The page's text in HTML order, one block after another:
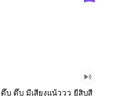
ดึ๊บ ดึ๊บ มีเสียงแน้ววว ยี่สิบสี่